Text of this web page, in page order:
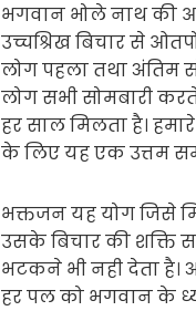
भगवान भोले नाथ की
उच्चश्रिख बिचार से
लोग पहला तथा अंतिम
लोग सभी सोमबारी
हर साल मिलता है।
के लिए यह एक उत्तम
भक्तजन यह योग जिसे
उसके बिचार की शक्ति
भटकने भी नही देता
हर पल को भगवान के